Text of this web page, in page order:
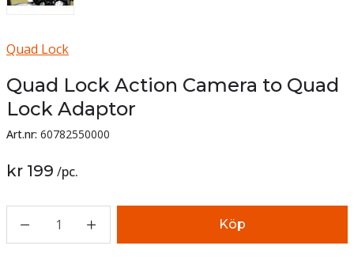
Quad Lock
Quad Lock Action Camera to Quad
Lock Adaptor
Art.nr: 60782550000
kr 199 /pc.
1 Köp